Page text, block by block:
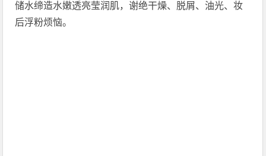
储水缔造水嫩透亮莹润肌，谢绝干燥、脱屑、油光、妆
后浮粉烦恼。